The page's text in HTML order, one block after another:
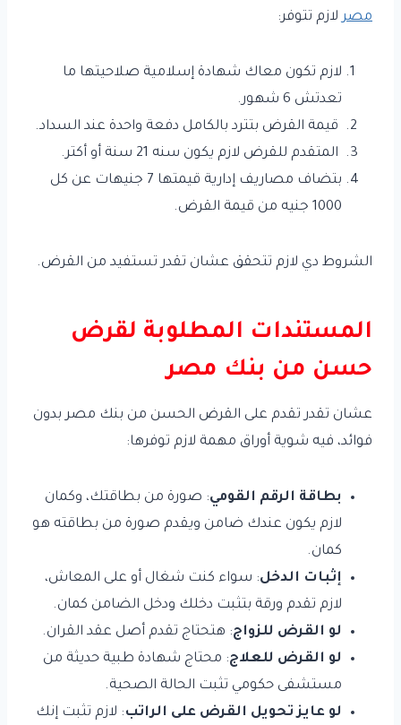
مصرلازم تتوفر:
لازم تكون معاك شهادة إسلامية صلاحيتها ما
تعدتش 6 شهور.
قيمة القرض بتترد بالكامل دفعة واحدة عند السداد.
المتقدم للقرض لازم يكون سنه 21 سنة أو أكتر.
بتضاف مصاريف إدارية قيمتها 7 جنيهات عن كل
1000 جنيه من قيمة القرض.
الشروط دي لازم تتحقق عشان تقدر تستفيد من القرض.
المستندات المطلوبة لقرض
حسن من بنك مصر
عشان تقدر تقدم على القرض الحسن من بنك مصر بدون
فوائد، فيه شوية أوراق مهمة لازم توفرها:
بطاقة الرقم القومي: صورة من بطاقتك، وكمان
لازم يكون عندك ضامن ويقدم صورة من بطاقته هو
كمان.
إثبات الدخل: سواء كنت شغال أو على المعاش،
لازم تقدم ورقة بتثبت دخلك ودخل الضامن كمان.
لو القرض للزواج: هتحتاج تقدم أصل عقد القران.
لو القرض للعلاج: محتاج شهادة طبية حديثة من
مستشفى حكومي تثبت الحالة الصحية.
لو عايز تحويل القرض على الراتب: لازم تثبت إنك